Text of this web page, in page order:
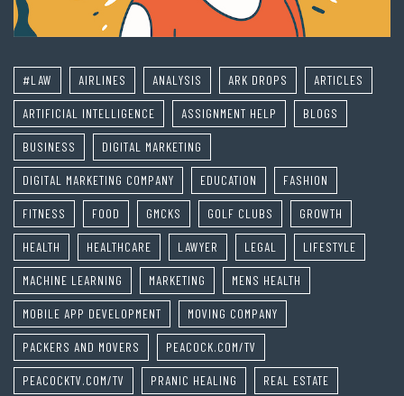
#LAW AIRLINES ANALYSIS ARK DROPS ARTICLES
ARTIFICIAL INTELLIGENCE ASSIGNMENT HELP BLOGS
BUSINESS DIGITAL MARKETING
DIGITAL MARKETING COMPANY EDUCATION FASHION
FITNESS FOOD GMCKS GOLF CLUBS GROWTH
HEALTH HEALTHCARE LAWYER LEGAL LIFESTYLE
MACHINE LEARNING MARKETING MENS HEALTH
MOBILE APP DEVELOPMENT MOVING COMPANY
PACKERS AND MOVERS PEACOCK.COM/TV
PEACOCKTV.COM/TV PRANIC HEALING REAL ESTATE